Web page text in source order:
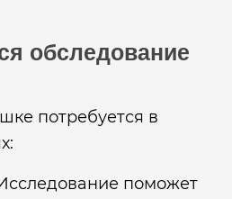
обследование
потребуется в
поможет